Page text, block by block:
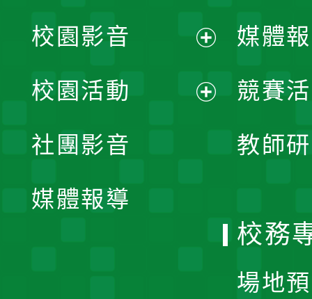
媒體
競賽
教師
校園影音
開
校園活動
社團影音
媒體報導
校務
場地